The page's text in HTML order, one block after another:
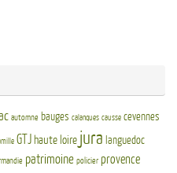
automne bauges calanques causse cevennes
GTJ haute loire jura languedoc
patrimoine policier provence